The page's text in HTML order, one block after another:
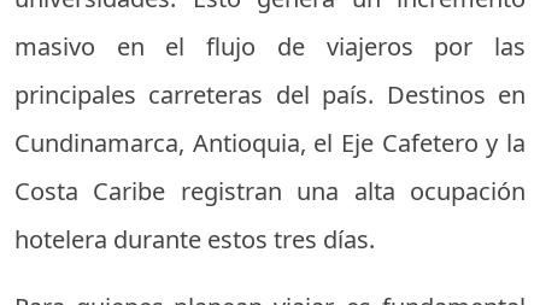
masivo en el flujo de viajeros por las
principales carreteras del país. Destinos en
Cundinamarca, Antioquia, el Eje Cafetero y la
Costa Caribe registran una alta ocupación
hotelera durante estos tres días.